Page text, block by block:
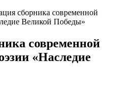
сборника современной
Великой Победы»
современной
«Наследие